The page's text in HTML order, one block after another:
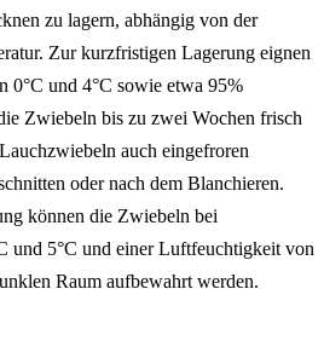
zu lagern, abhängig von der
Zur kurzfristigen Lagerung eignen
0°C und 4°C sowie etwa 95%
Zwiebeln bis zu zwei Wochen frisch
auch eingefroren
oder nach dem Blanchieren.
können die Zwiebeln bei
und 5°C und einer Luftfeuchtigkeit von
Raum aufbewahrt werden.